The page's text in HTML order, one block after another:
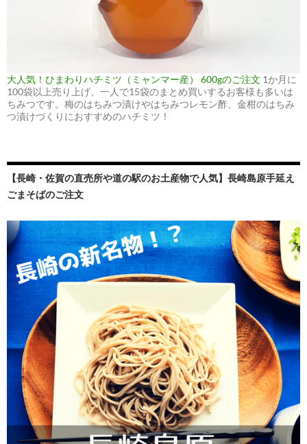
大人気！ひまわりハチミツ（ミャンマー産） 600gのご注文 1か月に
100袋以上売り上げ、一人で15袋のまとめ買いするお客様も多いは
ちみつです。梅のはちみつ漬けやはちみつレモン酢、金柑のはちみ
つ漬けづくりにおすすめのハチミツ！
【長崎・佐賀の直売所や道の駅のお土産物で人気】長崎島原手延え
ごまそばのご注文